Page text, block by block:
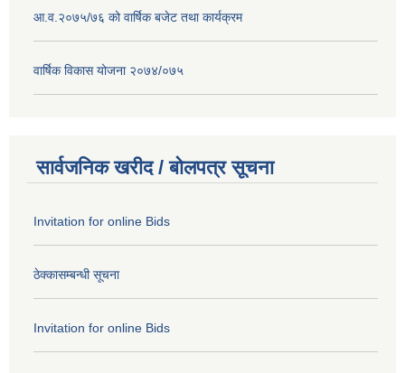
आ.व.२०७५/७६ को वार्षिक बजेट तथा कार्यक्रम
वार्षिक विकास योजना २०७४/०७५
सार्वजनिक खरीद / बोलपत्र सूचना
Invitation for online Bids
ठेक्कासम्बन्धी सूचना
Invitation for online Bids